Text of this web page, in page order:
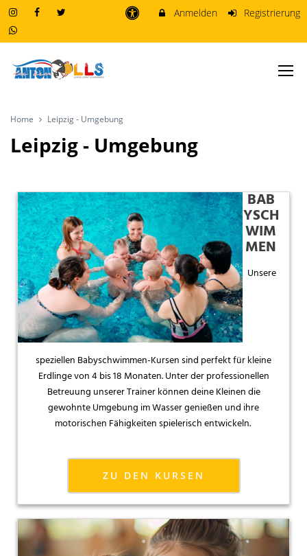
Anmelden Registrierung
Home Leipzig - Umgebung
Leipzig - Umgebung
BAB
YSCH
WIM
MEN
Unsere
speziellen Babyschwimmen-Kursen sind perfekt für kleine
Erdlinge von 4 bis 18 Monaten. Unter der professionellen
Betreuung unserer Trainer können deine Kleinen die
gewohnte Umgebung im Wasser genießen und ihre
motorischen Fähigkeiten spielerisch entwickeln.
ZU DEN KURSEN